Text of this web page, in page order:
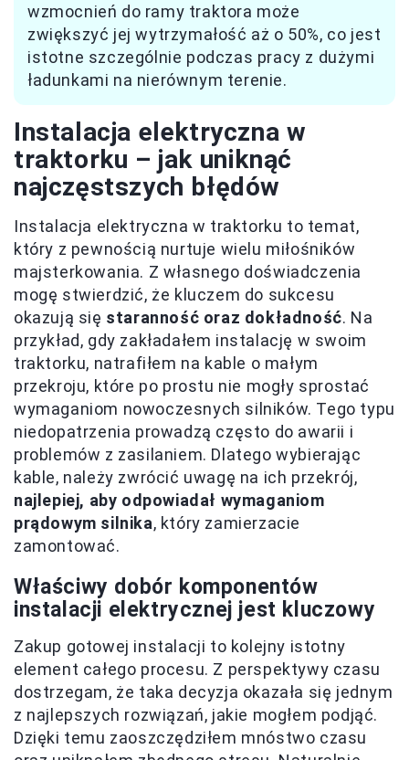
wzmocnień do ramy traktora może
zwiększyć jej wytrzymałość aż o 50%, co jest
istotne szczególnie podczas pracy z dużymi
ładunkami na nierównym terenie.
Instalacja elektryczna w
traktorku – jak uniknąć
najczęstszych błędów
Instalacja elektryczna w traktorku to temat,
który z pewnością nurtuje wielu miłośników
majsterkowania. Z własnego doświadczenia
mogę stwierdzić, że kluczem do sukcesu
okazują się staranność oraz dokładność. Na
przykład, gdy zakładałem instalację w swoim
traktorku, natrafiłem na kable o małym
przekroju, które po prostu nie mogły sprostać
wymaganiom nowoczesnych silników. Tego typu
niedopatrzenia prowadzą często do awarii i
problemów z zasilaniem. Dlatego wybierając
kable, należy zwrócić uwagę na ich przekrój,
najlepiej, aby odpowiadał wymaganiom
prądowym silnika, który zamierzacie
zamontować.
Właściwy dobór komponentów
instalacji elektrycznej jest kluczowy
Zakup gotowej instalacji to kolejny istotny
element całego procesu. Z perspektywy czasu
dostrzegam, że taka decyzja okazała się jednym
z najlepszych rozwiązań, jakie mogłem podjąć.
Dzięki temu zaoszczędziłem mnóstwo czasu